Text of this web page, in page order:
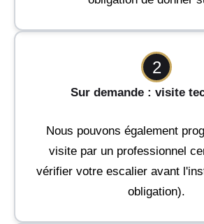
2
Sur demande : visite
Nous pouvons également
visite par un professionnel
vérifier votre escalier avant
obligation).